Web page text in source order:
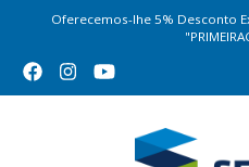
Oferecemos-lhe 5% Desconto